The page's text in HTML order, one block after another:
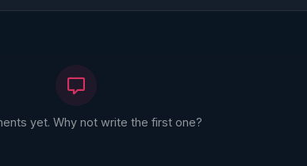
yet. Why not write the first one?